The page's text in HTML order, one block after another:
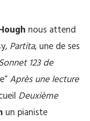
nous attend
Partita, une de ses
123 de
Après une lecture
Deuxième
un pianiste